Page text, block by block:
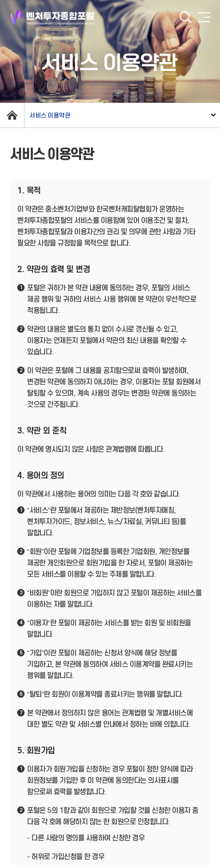
서비스 이용약관
서비스 이용약관
서비스 이용약관
1. 목적
이 약관은 중소벤처기업부와 한국벤처캐피탈협회가 운영하는
벤처투자종합포탈의 서비스를 이용함에 있어 이용조건 및 절차,
벤처투자종합포탈과 이용자간의 권리 및 의무에 관한 사항과 기타
필요한 사항을 규정함을 목적으로 합니다.
2. 약관의 효력 및 변경
1
포털은 귀하가 본 약관 내용에 동의하는 경우, 포털의 서비스
제공 행위 및 귀하의 서비스 사용 행위에 본 약관이 우선적으로
적용됩니다.
2
약관의 내용은 별도의 통지 없이 수시로 갱신될 수 있고,
이용자는 언제든지 포털에서 약관의 최신 내용을 확인할 수
있습니다.
2
이 약관은 포털에 그 내용을 공지함으로써 효력이 발생하며,
변경된 약관에 동의하지 아니하는 경우, 이용자는 포털 회원에서
탈퇴할 수 있으며, 계속 사용의 경우는 변경된 약관에 동의하는
것으로 간주됩니다.
3. 약관 외 준칙
이 약관에 명시되지 않은 사항은 관계법령에 따릅니다.
4. 용어의 정의
이 약관에서 사용하는 용어의 의미는 다음 각 호와 같습니다.
1
“서비스”란 포털에서 제공하는 제반정보(벤처투자매칭,
벤처투자가이드, 정보서비스, 뉴스/자료실, 커뮤니티 등)를
말합니다.
2
“회원”이란 포털에 기업정보를 등록한 기업회원, 개인정보를
제공한 개인회원으로 회원가입을 한 자로서, 포털이 제공하는
모든 서비스를 이용할 수 있는 주체를 말합니다.
3
“비회원”이란 회원으로 가입하지 않고 포털이 제공하는 서비스를
이용하는 자를 말합니다.
4
“이용자”란 포털이 제공하는 서비스를 받는 회원 및 비회원을
말합니다.
5
“가입”이란 포털이 제공하는 신청서 양식에 해당 정보를
기입하고, 본 약관에 동의하여 서비스 이용계약을 완료시키는
행위를 말합니다.
6 “탈퇴”란 회원이 이용계약을 종료시키는 행위를 말합니다.
7
본 약관에서 정의하지 않은 용어는 관계법령 및 개별서비스에
대한 별도 약관 및 서비스별 안내에서 정하는 바에 의합니다.
5. 회원가입
1
이용자가 회원가입을 신청하는 경우 포털이 정한 양식에 따라
회원정보를 기입한 후 이 약관에 동의한다는 의사표시를
함으로써 효력을 발생합니다.
2
포털은 5의 1항과 같이 회원으로 가입할 것을 신청한 이용자 중
다음 각 호에 해당하지 않는 한 회원으로 인정합니다.
- 다른 사람의 명의를 사용하여 신청한 경우
- 허위로 가입신청을 한 경우